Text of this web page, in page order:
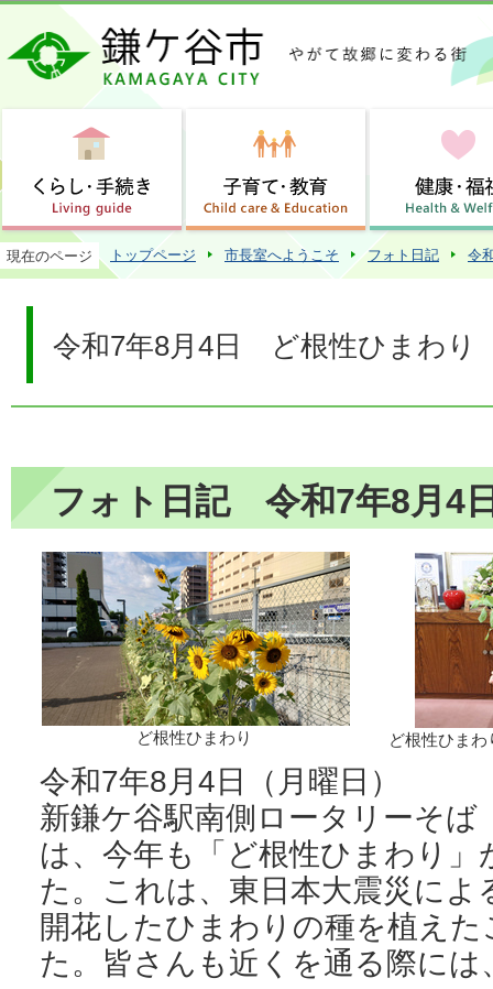
この
現在のページ トップページ 市長室へようこそ フォト日記 令
令和7年8月4日 ど根性ひまわり
フォト日記 令和7年8月4
ど根性ひまわり ど根性ひま
令和7年8月4日（月曜日）
新鎌ケ谷駅南側ロータリーそば
は、今年も「ど根性ひまわり
た。これは、東日本大震災に
開花したひまわりの種を植え
た。皆さんも近くを通る際に